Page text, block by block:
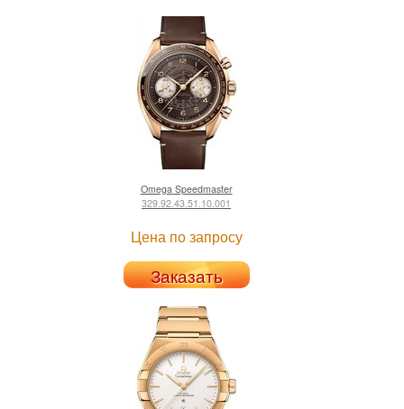
Omega Speedmaster
329.92.43.51.10.001
Цена по запросу
Заказать